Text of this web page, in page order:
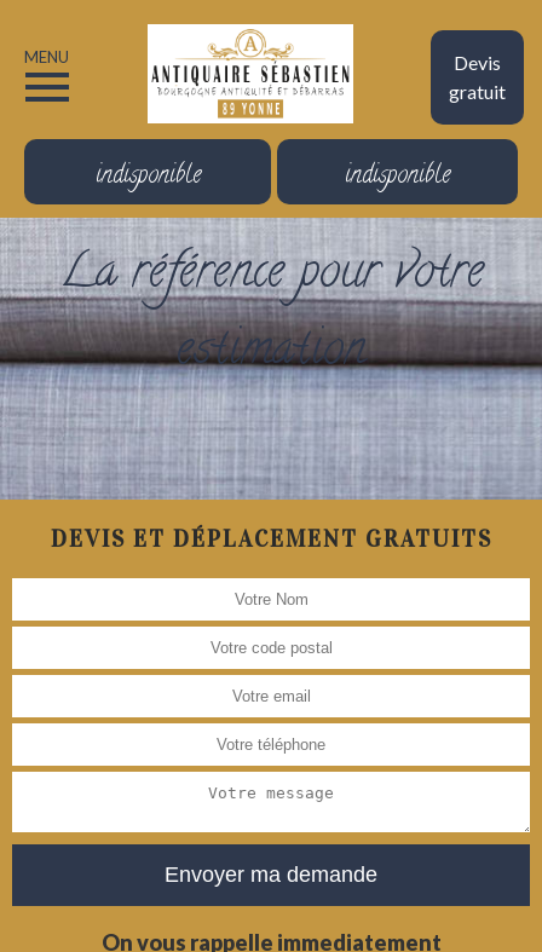
Devis
gratuit
MENU
indisponible indisponible
La référence pour votre
estimation
DEVIS ET DÉPLACEMENT GRATUITS
On vous rappelle immediatement